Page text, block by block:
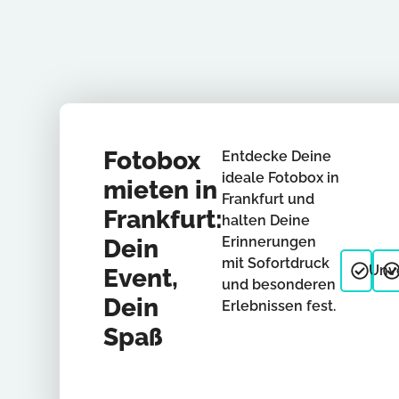
Fotobox
mieten in
Frankfurt:
Dein
Event,
Dein
Spaß
Entdecke Deine
ideale Fotobox in
Frankfurt und
halten Deine
Erinnerungen
mit Sofortdruck
und besonderen
Erlebnissen fest.